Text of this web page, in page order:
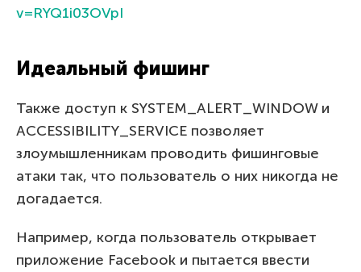
v=RYQ1i03OVpI
Идеальный фишинг
Также доступ к SYSTEM_ALERT_WINDOW и
ACCESSIBILITY_SERVICE позволяет
злоумышленникам проводить фишинговые
атаки так, что пользователь о них никогда не
догадается.
Например, когда пользователь открывает
приложение Facebook и пытается ввести